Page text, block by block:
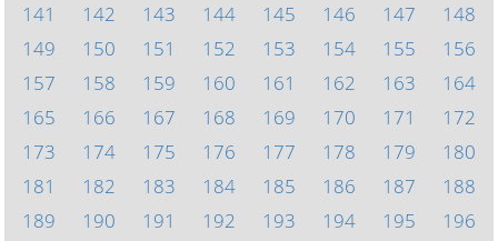
141
142 143 144 145 146 147
148
149
150 151 152 153 154 155
156
157
158 159 160 161 162 163
164
165
166 167 168 169 170 171
172
173
174 175 176 177 178 179
180
181
182 183 184 185 186 187
188
189
190 191 192 193 194 195
196